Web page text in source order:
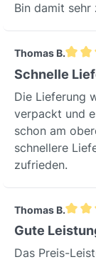
Bin damit sehr
Thomas B.
Schnelle
Die Lieferung
verpackt und
schon am
schnellere
zufrieden.
Thomas B.
Gute
Das Preis-